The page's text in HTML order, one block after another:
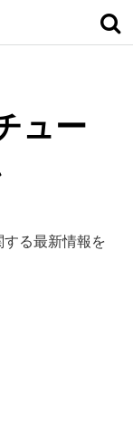
ュー
る最新情報を